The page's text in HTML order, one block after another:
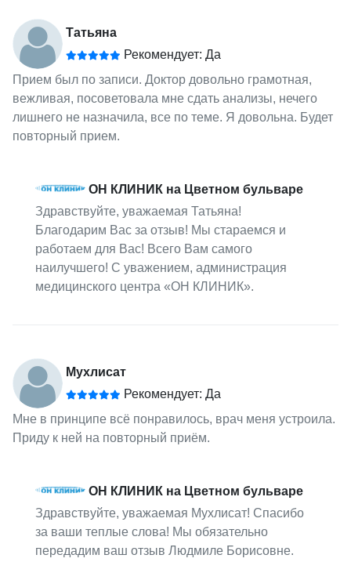
Татьяна
Рекомендует: Да
Прием был по записи. Доктор довольно грамотная,
вежливая, посоветовала мне сдать анализы, нечего
лишнего не назначила, все по теме. Я довольна. Будет
повторный прием.
ОН КЛИНИК на Цветном бульваре
Здравствуйте, уважаемая Татьяна!
Благодарим Вас за отзыв! Мы стараемся и
работаем для Вас! Всего Вам самого
наилучшего! С уважением, администрация
медицинского центра «ОН КЛИНИК».
Мухлисат
Рекомендует: Да
Мне в принципе всё понравилось, врач меня устроила.
Приду к ней на повторный приём.
ОН КЛИНИК на Цветном бульваре
Здравствуйте, уважаемая Мухлисат! Спасибо
за ваши теплые слова! Мы обязательно
передадим ваш отзыв Людмиле Борисовне.